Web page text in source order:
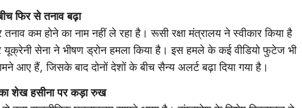
फिर से तनाव बढ़ा
तनाव कम होने का नाम नहीं ले रहा है। रूसी रक्षा मंत्रालय ने स्वीकार किया है
सेना ने भीषण ड्रोन हमला किया है। इस हमले के कई वीडियो फुटेज भी
आए हैं, जिसके बाद दोनों देशों के बीच सैन्य अलर्ट बढ़ा दिया गया है।
शेख हसीना पर कड़ा रुख